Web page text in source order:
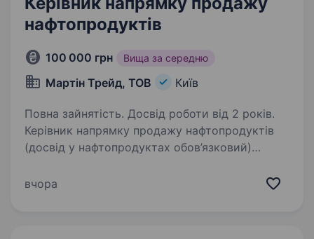
нафтопродуктів
100 000 грн Вища за середню
Мартін Трейд, ТОВ Київ
Повна зайнятість. Досвід роботи від 2 років.
Керівник напрямку продажу нафтопродуктів
(досвід у нафтопродуктах обов’язковий)
ведення ключових клієнтів, пошук нових
вчора